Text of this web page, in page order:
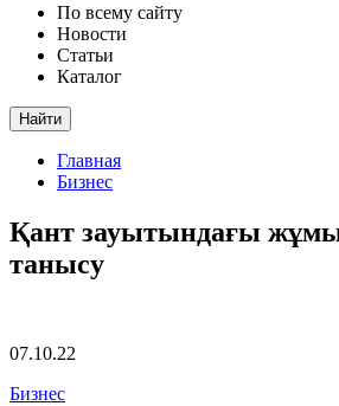
По всему сайту
Новости
Статьи
Каталог
Найти
Главная
Бизнес
Қант зауытындағы
танысу
07.10.22
Бизнес